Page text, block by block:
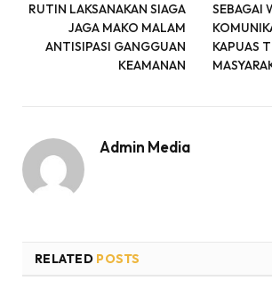
RUTIN LAKSANAKAN SIAGA
JAGA MAKO MALAM
ANTISIPASI GANGGUAN
KEAMANAN
SEBAGAI
KAPUAS
Admin Media
RELATED POSTS